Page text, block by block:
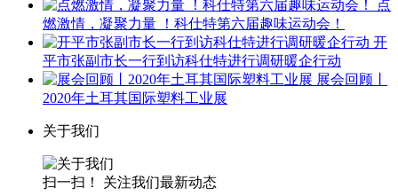
点
燃激情，凝聚力量 ！科仕特第六届趣味运动会！
开
平市张副市长一行到访科仕特进行调研暖企行动
展会回顾丨
2020年土耳其国际塑料工业展
关于我们
扫一扫！ 关注我们最新动态